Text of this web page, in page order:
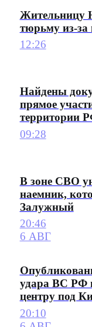
Жительницу
тюрьму из-
12:26
Найдены
прямое
территории
09:28
В зоне СВО
наемник,
Залужный
20:46
6 АВГ
удара ВС РФ
центру под
20:10